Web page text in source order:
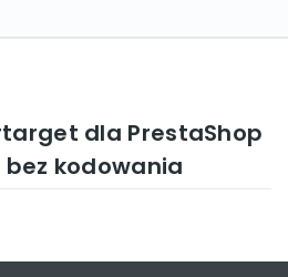
dla PrestaShop
kodowania